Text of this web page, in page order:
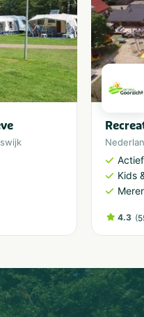
Kids
4.3 (